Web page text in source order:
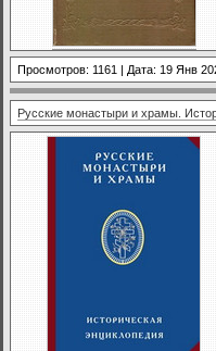
Просмотров: 1161 | Дата: 19 Янв
Русские монастыри и храмы.